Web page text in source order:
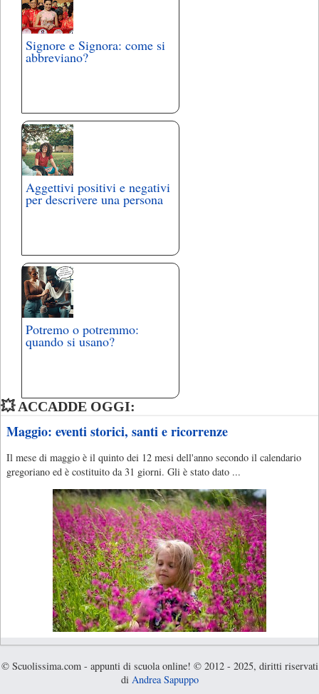
Signore e Signora: come si
abbreviano?
Aggettivi positivi e negativi
per descrivere una persona
Potremo o potremmo:
quando si usano?
💥 ACCADDE OGGI:
Maggio: eventi storici, santi e ricorrenze
Il mese di maggio è il quinto dei 12 mesi dell'anno secondo il calendario
gregoriano ed è costituito da 31 giorni. Gli è stato dato ...
© Scuolissima.com - appunti di scuola online! © 2012 - 2025, diritti riservati
di Andrea Sapuppo